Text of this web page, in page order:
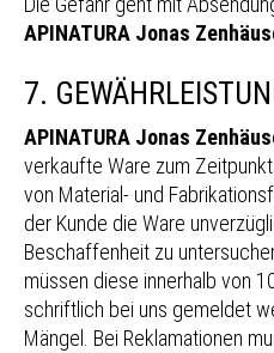
APINATURA Jonas
7.
APINATURA Jonas
verkaufte Ware zum
von Material- und
der Kunde die Ware
Beschaffenheit zu
müssen diese innerhalb von
schriftlich bei uns gemeldet
Mängel. Bei Reklamationen